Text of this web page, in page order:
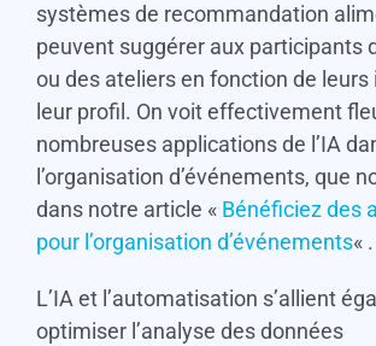
systèmes de recommandation
peuvent suggérer aux participants
ou des ateliers en fonction de
leur profil. On voit effectivement
nombreuses applications de l’IA
l’organisation d’événements, que
dans notre article « Bénéficiez des
pour l’organisation d’événements« .
L’IA et l’automatisation s’allient
optimiser l’analyse des données